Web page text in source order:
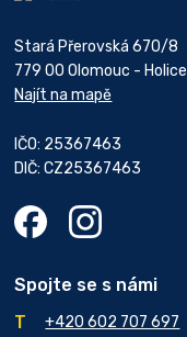
Stará Přerovská 670/8
779 00 Olomouc - Holice
Najít na mapě
IČO: 25367463
DIČ: CZ25367463
Spojte se s námi
+420 602 707 697